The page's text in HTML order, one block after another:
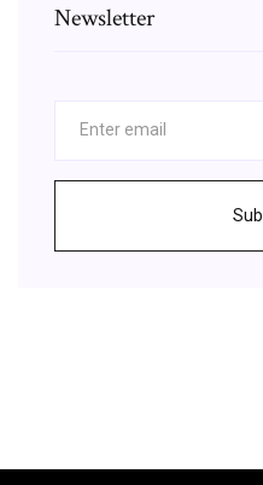
Newsletter